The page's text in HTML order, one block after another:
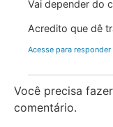
Vai depender do
Acredito que dê
Acesse para responder
Você precisa
comentário.